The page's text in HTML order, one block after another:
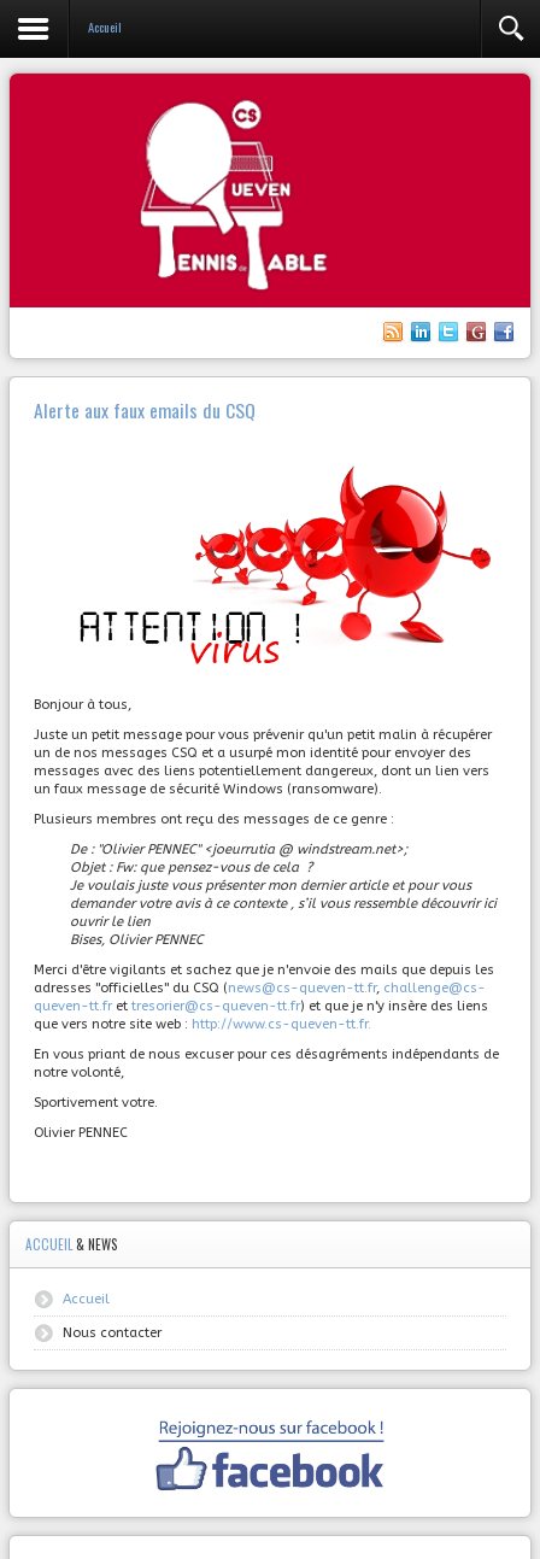
Accueil
Alerte aux faux emails du CSQ
Bonjour à tous,
Juste un petit message pour vous prévenir qu'un petit malin à récupérer
un de nos messages CSQ et a usurpé mon identité pour envoyer des
messages avec des liens potentiellement dangereux, dont un lien vers
un faux message de sécurité Windows (ransomware).
Plusieurs membres ont reçu des messages de ce genre :
De : "Olivier PENNEC" <joeurrutia @ windstream.net>;
Objet : Fw: que pensez-vous de cela ?
Je voulais juste vous présenter mon dernier article et pour vous
demander votre avis à ce contexte , s’il vous ressemble découvrir ici
ouvrir le lien
Bises, Olivier PENNEC
Merci d'être vigilants et sachez que je n'envoie des mails que depuis les
adresses "officielles" du CSQ (news@cs-queven-tt.fr, challenge@cs-
queven-tt.fret tresorier@cs-queven-tt.fr) et que je n'y insère des liens
que vers notre site web : http://www.cs-queven-tt.fr.
En vous priant de nous excuser pour ces désagréments indépendants de
notre volonté,
Sportivement votre.
Olivier PENNEC
ACCUEIL& NEWS
Accueil
Nous contacter